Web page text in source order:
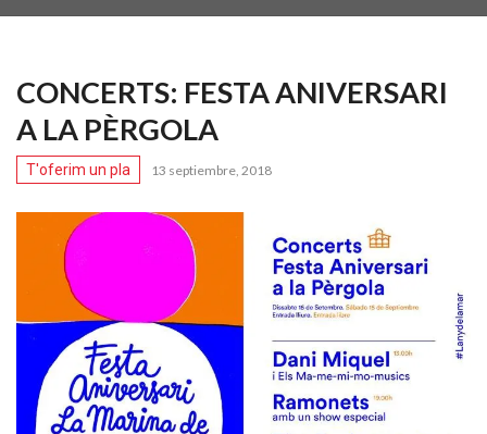
CONCERTS: FESTA ANIVERSARI
A LA PÈRGOLA
T'oferim un pla 13 septiembre, 2018